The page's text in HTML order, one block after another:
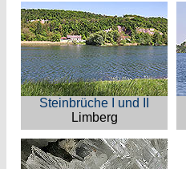
Steinbrüche I und II
Limberg